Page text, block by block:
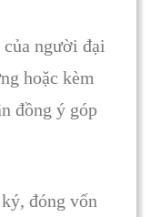
người đại
hoặc kèm
đồng ý góp
đóng vốn